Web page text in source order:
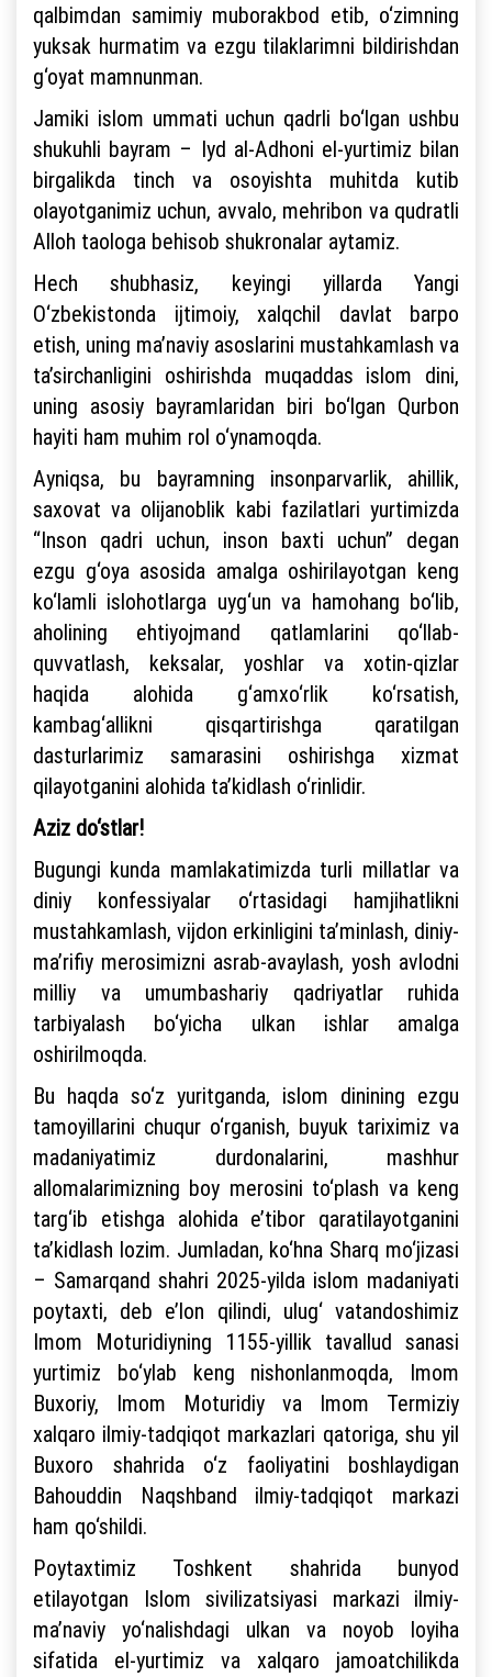
qalbimdan samimiy muborakbod etib, o‘zimning
yuksak hurmatim va ezgu tilaklarimni bildirishdan
g‘oyat mamnunman.
Jamiki islom ummati uchun qadrli bo‘lgan ushbu
shukuhli bayram – Iyd al-Adhoni el-yurtimiz bilan
birgalikda tinch va osoyishta muhitda kutib
olayotganimiz uchun, avvalo, mehribon va qudratli
Alloh taologa behisob shukronalar aytamiz.
Hech shubhasiz, keyingi yillarda Yangi
O‘zbekistonda ijtimoiy, xalqchil davlat barpo
etish, uning ma’naviy asoslarini mustahkamlash va
ta’sirchanligini oshirishda muqaddas islom dini,
uning asosiy bayramlaridan biri bo‘lgan Qurbon
hayiti ham muhim rol o‘ynamoqda.
Ayniqsa, bu bayramning insonparvarlik, ahillik,
saxovat va olijanoblik kabi fazilatlari yurtimizda
“Inson qadri uchun, inson baxti uchun” degan
ezgu g‘oya asosida amalga oshirilayotgan keng
ko‘lamli islohotlarga uyg‘un va hamohang bo‘lib,
aholining ehtiyojmand qatlamlarini qo‘llab-
quvvatlash, keksalar, yoshlar va xotin-qizlar
haqida alohida g‘amxo‘rlik ko‘rsatish,
kambag‘allikni qisqartirishga qaratilgan
dasturlarimiz samarasini oshirishga xizmat
qilayotganini alohida ta’kidlash o‘rinlidir.
Aziz do‘stlar!
Bugungi kunda mamlakatimizda turli millatlar va
diniy konfessiyalar o‘rtasidagi hamjihatlikni
mustahkamlash, vijdon erkinligini ta’minlash, diniy-
ma’rifiy merosimizni asrab-avaylash, yosh avlodni
milliy va umumbashariy qadriyatlar ruhida
tarbiyalash bo‘yicha ulkan ishlar amalga
oshirilmoqda.
Bu haqda so‘z yuritganda, islom dinining ezgu
tamoyillarini chuqur o‘rganish, buyuk tariximiz va
madaniyatimiz durdonalarini, mashhur
allomalarimizning boy merosini to‘plash va keng
targ‘ib etishga alohida e’tibor qaratilayotganini
ta’kidlash lozim. Jumladan, ko‘hna Sharq mo‘jizasi
– Samarqand shahri 2025-yilda islom madaniyati
poytaxti, deb e’lon qilindi, ulug‘ vatandoshimiz
Imom Moturidiyning 1155-yillik tavallud sanasi
yurtimiz bo‘ylab keng nishonlanmoqda, Imom
Buxoriy, Imom Moturidiy va Imom Termiziy
xalqaro ilmiy-tadqiqot markazlari qatoriga, shu yil
Buxoro shahrida o‘z faoliyatini boshlaydigan
Bahouddin Naqshband ilmiy-tadqiqot markazi
ham qo‘shildi.
Poytaxtimiz Toshkent shahrida bunyod
etilayotgan Islom sivilizatsiyasi markazi ilmiy-
ma’naviy yo‘nalishdagi ulkan va noyob loyiha
sifatida el-yurtimiz va xalqaro jamoatchilikda